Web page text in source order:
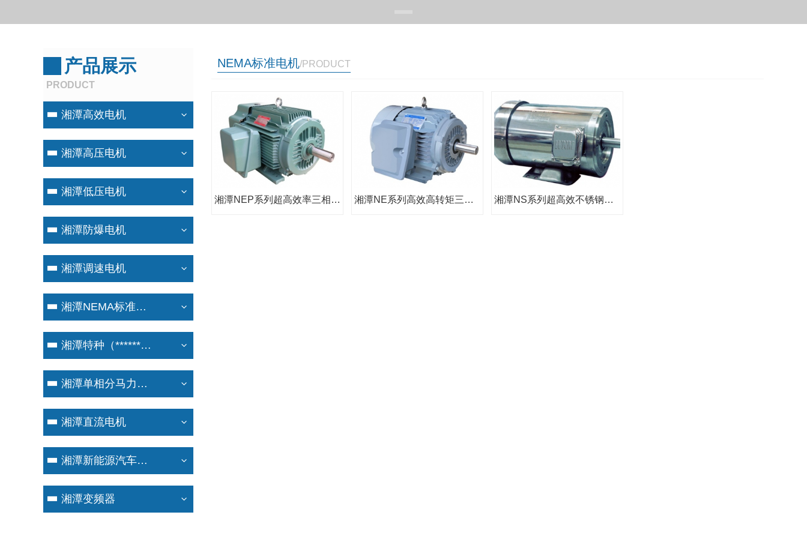
产品展示
PRODUCT
湘潭高效电机
湘潭高压电机
湘潭低压电机
湘潭防爆电机
湘潭调速电机
湘潭NEMA标准电机
湘潭特种（******）电机
湘潭单相分马力电机
湘潭直流电机
湘潭新能源汽车电机
湘潭变频器
NEMA标准电机/PRODUCT
湘潭NEP系列超高效率三相异步电动机-湖南电机 湘潭NE系列高效高转矩三相异步电动机-湖南电机 湘潭NS系列超高效不锈钢三相异步电动机-湖南电机